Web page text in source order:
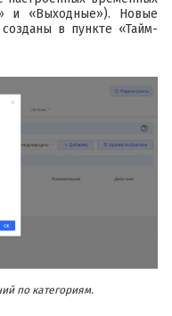
и «Выходные»). Новые
в пункте «Тайм-
по категориям.